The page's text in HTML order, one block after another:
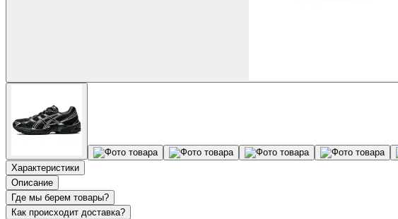
Характеристики
Описание
Где мы берем товары?
Как происходит доставка?